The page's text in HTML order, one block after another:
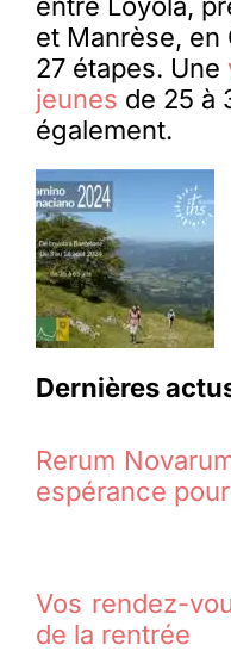
et Manrèse, en
27 étapes. Une
jeunes de 25 à
également.
Dernières
Rerum
espérance
Vos rendez-
de la rentrée